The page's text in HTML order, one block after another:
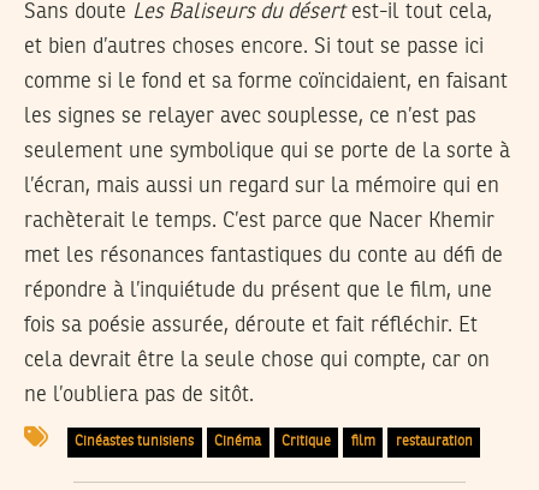
Sans doute Les Baliseurs du désertest-il tout cela,
et bien d’autres choses encore. Si tout se passe ici
comme si le fond et sa forme coïncidaient, en faisant
les signes se relayer avec souplesse, ce n’est pas
seulement une symbolique qui se porte de la sorte à
l’écran, mais aussi un regard sur la mémoire qui en
rachèterait le temps. C’est parce que Nacer Khemir
met les résonances fantastiques du conte au défi de
répondre à l’inquiétude du présent que le film, une
fois sa poésie assurée, déroute et fait réfléchir. Et
cela devrait être la seule chose qui compte, car on
ne l’oubliera pas de sitôt.
Cinéastes tunisiens Cinéma Critique film restauration